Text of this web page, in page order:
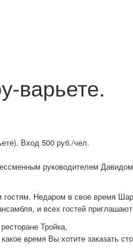
варьете.
Вход 500 руб./чел.
руководителем
гостям. Недаром в свое время
и всех гостей
Тройка,
время Вы хотите заказать